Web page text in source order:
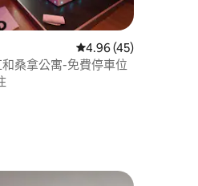
從 45 則評價中獲得
4.96 (45)
桑拿公寓-免費停車位